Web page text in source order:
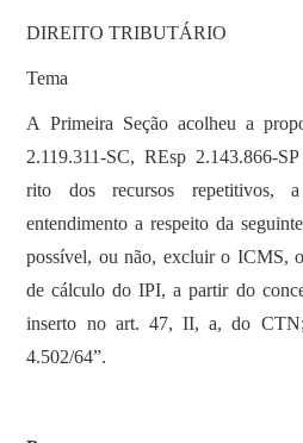
DIREITO TRIBUTÁRIO
Tema
A Primeira Seção acolheu a
2.119.311-SC, REsp 2.143.866-
rito dos recursos
entendimento a respeito da
possível, ou não, excluir o ICMS,
de cálculo do IPI, a partir do
inserto no art. 47, II, a, do
4.502/64”.